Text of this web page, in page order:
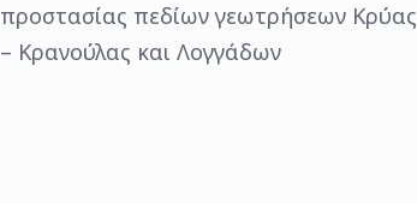
προστασίας πεδίων γεωτρήσεων Κρύας
– Κρανούλας και Λογγάδων